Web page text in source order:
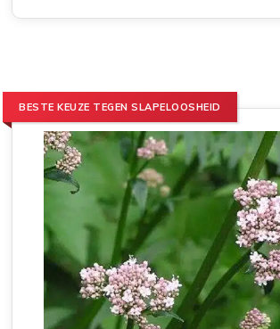
BESTE KEUZE TEGEN SLAPELOOSHEID